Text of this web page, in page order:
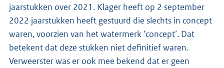
jaarstukken over 2021. Klager heeft op 2 september
2022 jaarstukken heeft gestuurd die slechts in concept
waren, voorzien van het watermerk ‘concept’. Dat
betekent dat deze stukken niet definitief waren.
Verweerster was er ook mee bekend dat er geen